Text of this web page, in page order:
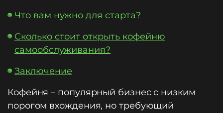
Что вам нужно для старта?
Сколько стоит открыть кофейню
самообслуживания?
Заключение
Кофейня – популярный бизнес с низким
порогом вхождения, но требующий